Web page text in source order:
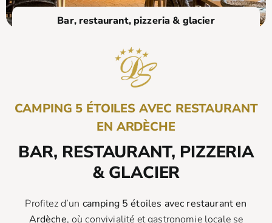
Bar, restaurant, pizzeria & glacier
CAMPING 5 ÉTOILES AVEC RESTAURANT
EN ARDÈCHE
BAR, RESTAURANT, PIZZERIA
& GLACIER
Profitez d’un camping 5 étoiles avec restaurant en
Ardèche, où convivialité et gastronomie locale se